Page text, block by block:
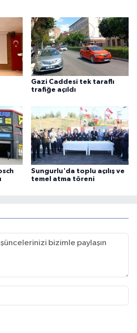
Gazi Caddesi tek taraflı
trafiğe açıldı
Sungurlu'da toplu açılış ve
temel atma töreni